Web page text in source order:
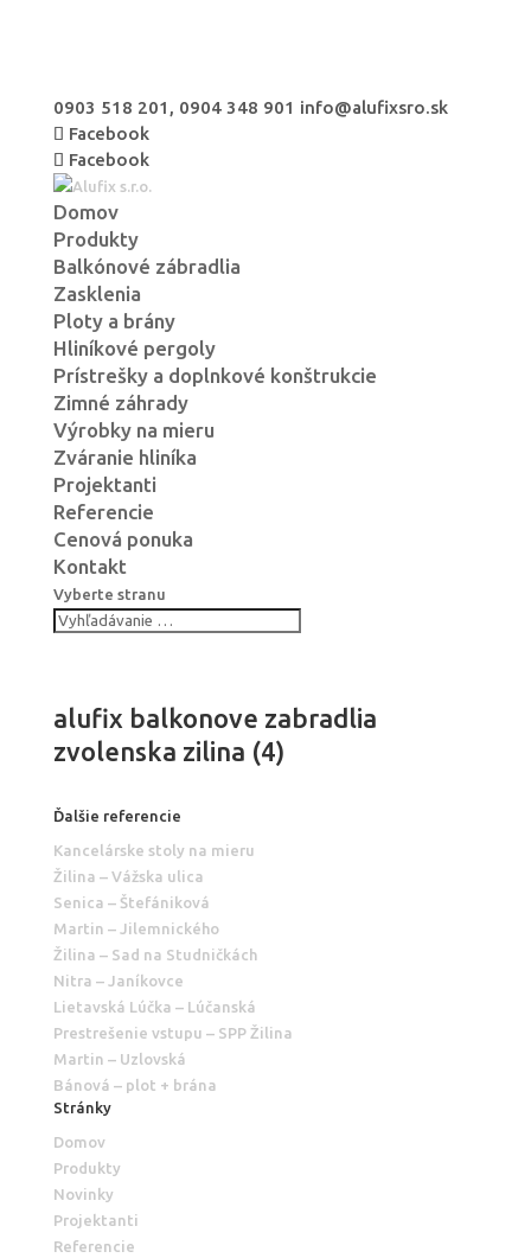
0903 518 201, 0904 348 901 info@alufixsro.sk
Facebook
Facebook
Domov
Produkty
Balkónové zábradlia
Zasklenia
Ploty a brány
Hliníkové pergoly
Prístrešky a doplnkové konštrukcie
Zimné záhrady
Výrobky na mieru
Zváranie hliníka
Projektanti
Referencie
Cenová ponuka
Kontakt
Vyberte stranu
alufix balkonove zabradlia
zvolenska zilina (4)
Ďalšie referencie
Kancelárske stoly na mieru
Žilina – Vážska ulica
Senica – Štefániková
Martin – Jilemnického
Žilina – Sad na Studničkách
Nitra – Janíkovce
Lietavská Lúčka – Lúčanská
Prestrešenie vstupu – SPP Žilina
Martin – Uzlovská
Bánová – plot + brána
Stránky
Domov
Produkty
Novinky
Projektanti
Referencie